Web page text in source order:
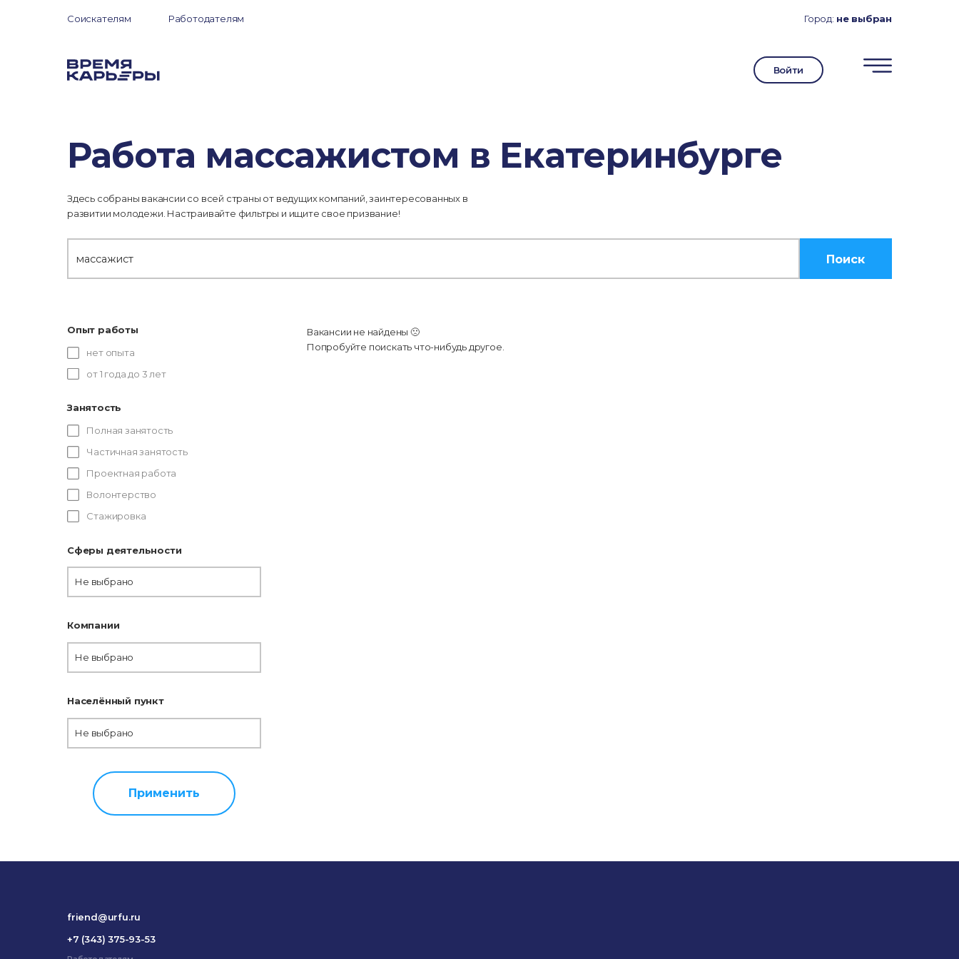
Соискателям Работодателям Город: не выбран
Войти
Работа массажистом в Екатеринбурге
Здесь собраны вакансии со всей страны от ведущих компаний, заинтересованных в
развитии молодежи. Настраивайте фильтры и ищите свое призвание!
Поиск
Опыт работы
нет опыта
от 1 года до 3 лет
Занятость
Полная занятость
Частичная занятость
Проектная работа
Волонтерство
Стажировка
Сферы деятельности
Не выбрано
Компании
Не выбрано
Населённый пункт
Не выбрано
Применить
Вакансии не найдены 🙁
Попробуйте поискать что-нибудь другое.
friend@urfu.ru
+7 (343) 375-93-53